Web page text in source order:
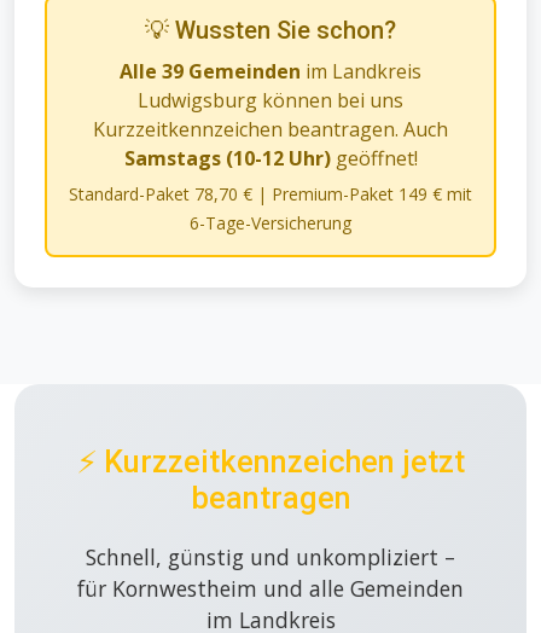
💡 Wussten Sie schon?
Alle 39 Gemeinden im Landkreis
Ludwigsburg können bei uns
Kurzzeitkennzeichen beantragen. Auch
Samstags (10-12 Uhr)geöffnet!
Standard-Paket 78,70 € | Premium-Paket 149 € mit
6-Tage-Versicherung
⚡ Kurzzeitkennzeichen jetzt
beantragen
Schnell, günstig und unkompliziert –
für Kornwestheim und alle Gemeinden
im Landkreis